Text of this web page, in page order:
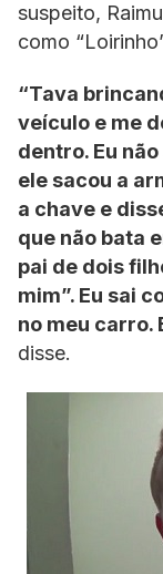
suspeito,
como
“Tava
veículo e me
dentro. Eu
ele sacou a
a chave e
que não bata
pai de dois
mim”. Eu sai
no meu carro.
disse.